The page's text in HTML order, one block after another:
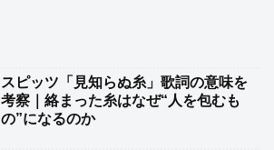
スピッツ「見知らぬ糸」歌詞の意味を
考察｜絡まった糸はなぜ“人を包むも
の”になるのか